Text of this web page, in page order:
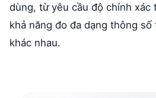
dùng, từ yêu cầu độ chính xác
khả năng đo đa dạng thông
khác nhau.